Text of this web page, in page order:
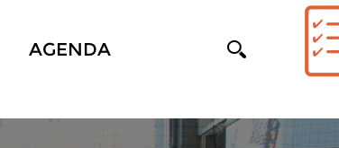
AGENDA